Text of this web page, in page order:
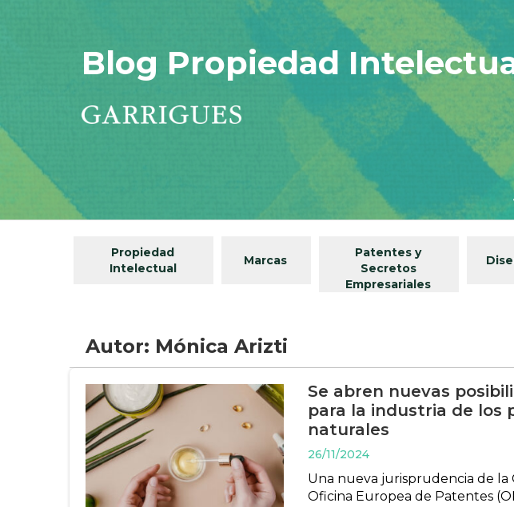
Blog Propiedad
Propiedad
Intelectual
Marcas
Patentes y
Secretos
Empresariales
Autor: Mónica Arizti
Se abren nuevas
para la industria de los
naturales
26/11/2024
Una nueva jurisprudencia de la
Oficina Europea de Patentes